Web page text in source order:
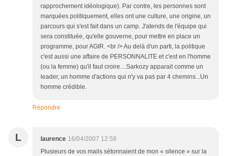
rapprochement idéologique). Par contre, les personnes sont
marquées politiquement, elles ont une culture, une origine, un
parcours qui s'est fait dans un camp. J'atends de l'équipe qui
sera constituée, qu'elle gouverne, pour mettre en place un
programme, pour AGIR. <br /> Au delà d'un parti, la politique
c'est aussi une affaire de PERSONNALITE et c'est en l'homme
(ou la femme) qu'il faut croire....Sarkozy apparait comme un
leader, un homme d'actions qui n'y va pas par 4 chemins...Un
homme crédible.
Répondre
L laurence 16/04/2007 12:58
Plusieurs de vos mails sétonnaient de mon « silence » sur la